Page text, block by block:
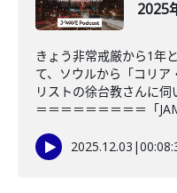
2025
きょう非常戒厳から1年
て、ソウルから「コリア
リストの徐台教さんに
＝＝＝＝＝＝＝＝＝「
2025.12.03 |